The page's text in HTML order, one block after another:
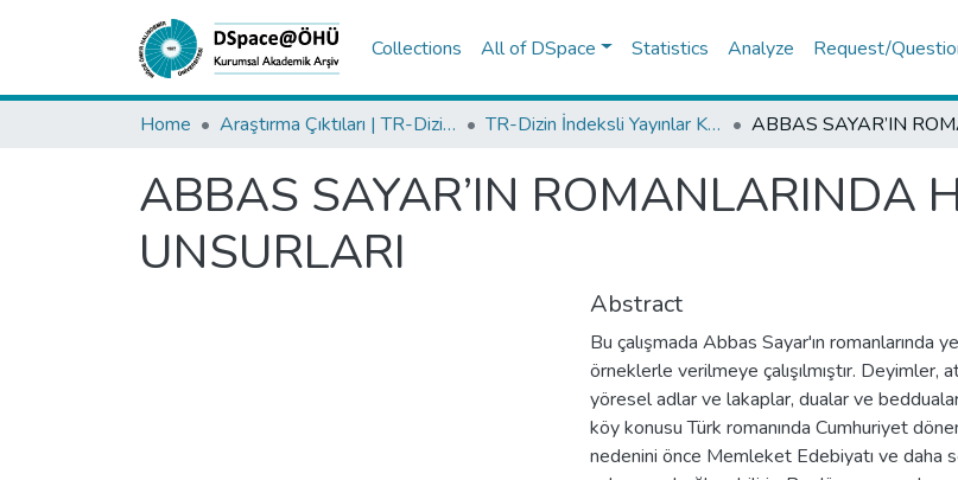
Collections All of DSpace Statistics Analyze Request/
Home Araştırma Çıktıları | TR-Dizin | WoS | Scopus | PubMed TR-Dizin İndeksli Yayınlar Koleksiyonu
ABBAS SAYAR’IN ROMANLARINDA
UNSURLARI
Abstract
Bu çalışmada Abbas Sayar'ın romanlarında
örneklerle verilmeye çalışılmıştır. Deyimler,
yöresel adlar ve lakaplar, dualar ve
köy konusu Türk romanında Cumhuriyet
nedenini önce Memleket Edebiyatı ve daha